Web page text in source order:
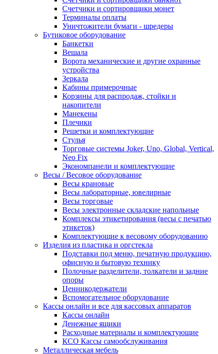
Счетчики и сортировщики монет
Терминалы оплаты
Уничтожители бумаги - шредеры
Бутиковое оборудование
Банкетки
Вешала
Ворота механические и другие охранные
устройства
Зеркала
Кабины примерочные
Корзины для распродаж, стойки и
накопители
Манекены
Плечики
Решетки и комплектующие
Стулья
Торговые системы Joker, Uno, Global, Vertical,
Neo Fix
Экономпанели и комплектующие
Весы / Весовое оборудование
Весы крановые
Весы лабораторные, ювелирные
Весы торговые
Весы электронные складские напольные
Комплексы этикетирования (весы с печатью
этикеток)
Комплектующие к весовому оборудованию
Изделия из пластика и оргстекла
Подставки под меню, печатную продукцию,
офисную и бытовую технику
Полочные разделители, толкатели и задние
опоры
Ценникодержатели
Вспомогательное оборудование
Кассы онлайн и все для кассовых аппаратов
Кассы онлайн
Денежные ящики
Расходные материалы и комплектующие
КСО Кассы самообслуживания
Металлическая мебель